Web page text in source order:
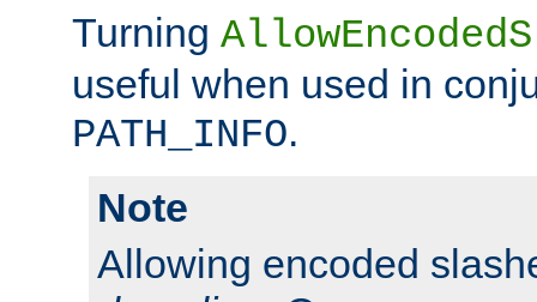
Turning
useful when used in
PATH_INFO.
Note
Allowing encoded